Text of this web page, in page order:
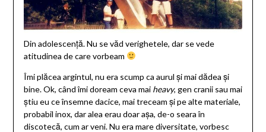
Din adolescență. Nu se văd verighetele, dar se vede
atitudinea de care vorbeam
Îmi plăcea argintul, nu era scump ca aurul și mai dădea și
bine. Ok, când îmi doream ceva mai heavy, gen cranii sau mai
știu eu ce însemne dacice, mai treceam și pe alte materiale,
probabil inox, dar alea erau doar așa, de-o seara în
discotecă, cum ar veni. Nu era mare diversitate, vorbesc